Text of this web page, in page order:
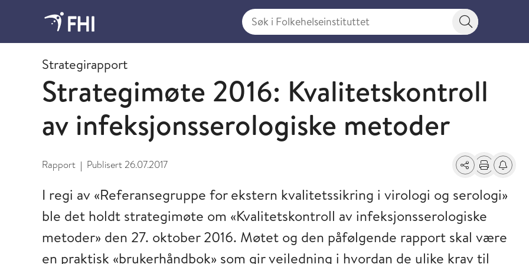
Søk i Folkehelseinstituttet
Søkeknapp
Strategimøter
Strategirapport
Strategimøte 2016: Kvalitetskontroll
av infeksjonsserologiske metoder
Rapport | Publisert26.07.2017 Del Skriv ut
Få
I regi av «Referansegruppe for ekstern kvalitetssikring i virologi og serologi»
ble det holdt strategimøte om «Kvalitetskontroll av infeksjonsserologiske
metoder» den 27. oktober 2016. Møtet og den påfølgende rapport skal være
en praktisk «brukerhåndbok» som gir veiledning i hvordan de ulike krav til